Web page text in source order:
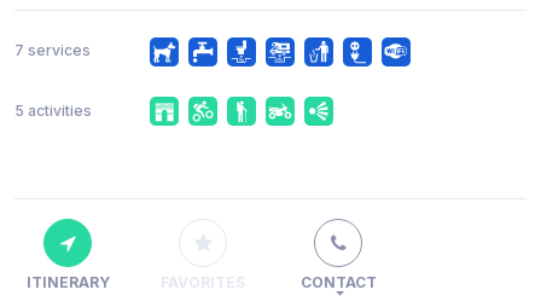
7 services
5 activities
ITINERARY FAVORITES CONTACT